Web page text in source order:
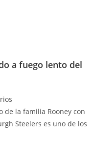
a fuego lento del
de la familia Rooney con
Steelers es uno de los